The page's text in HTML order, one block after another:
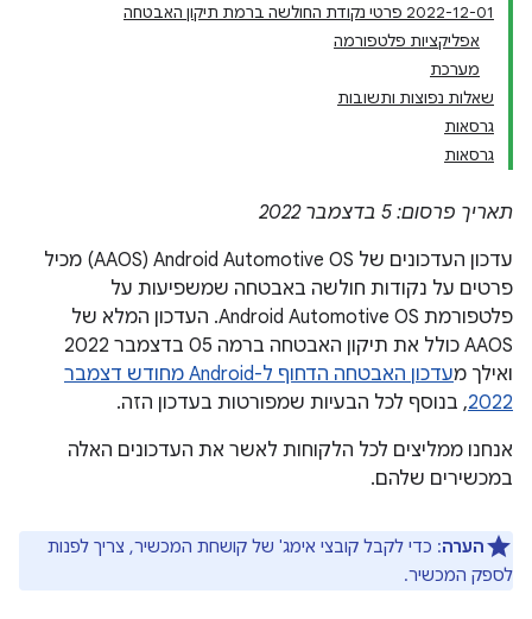
2022-12-01 פרטי נקודת החולשה ברמת תיקון האבטחה
אפליקציות פלטפורמה
מערכת
שאלות נפוצות ותשובות
גרסאות
גרסאות
תאריך פרסום: 5 בדצמבר 2022
עדכון העדכונים של Android Automotive OS‏ (AAOS) מכיל
פרטים על נקודות חולשה באבטחה שמשפיעות על
פלטפורמת Android Automotive OS. העדכון המלא של
AAOS כולל את תיקון האבטחה ברמה 05 בדצמבר 2022
ואילך מ
עדכון האבטחה הדחוף ל-Android מחודש דצמבר
2022, בנוסף לכל הבעיות שמפורטות בעדכון הזה.
אנחנו ממליצים לכל הלקוחות לאשר את העדכונים האלה
במכשירים שלהם.
הערה: כדי לקבל קובצי אימג' של קושחת המכשיר, צריך לפנות
לספק המכשיר.